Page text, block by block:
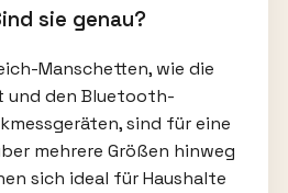
sie genau?
Manschetten, wie die
und den Bluetooth-
sind für eine
mehrere Größen hinweg
sich ideal für Haushalte